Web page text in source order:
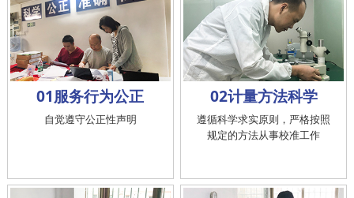
01服务行为公正
自觉遵守公正性声明
02计量方法科学
遵循科学求实原则，严格按照
规定的方法从事校准工作